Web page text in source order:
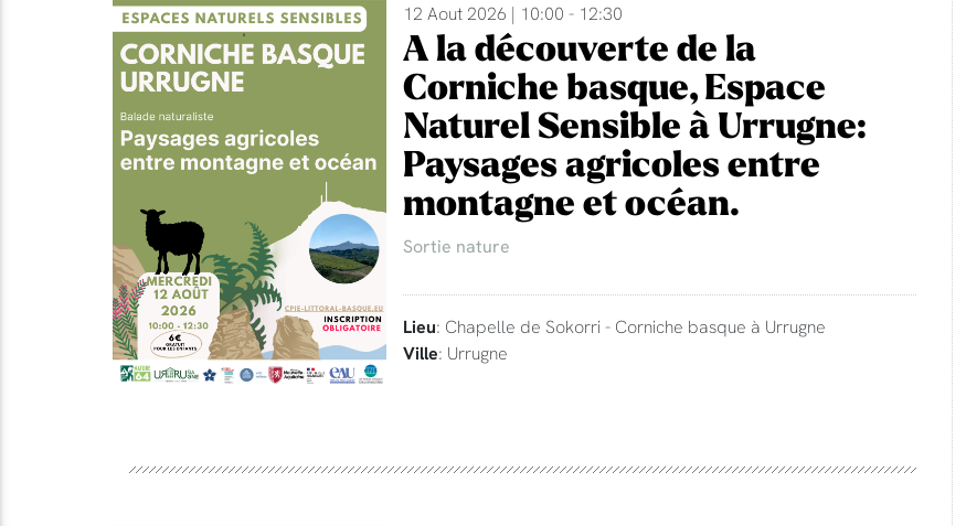
12 Aout 2026 | 10:00 - 12:30
A la découverte de la
Corniche basque, Espace
Naturel Sensible à Urrugne:
Paysages agricoles entre
montagne et océan.
Sortie nature
Lieu: Chapelle de Sokorri - Corniche basque à Urrugne
Ville: Urrugne